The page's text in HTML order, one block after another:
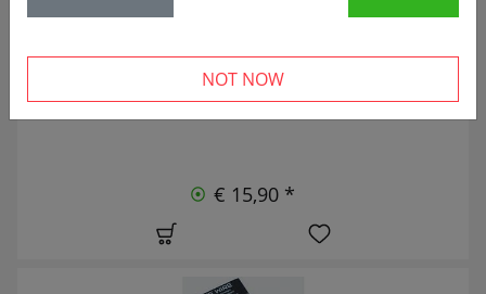
€ 15,90 *
NOT NOW